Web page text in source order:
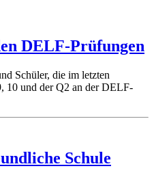
DELF-Prüfungen
Schüler, die im letzten
10 und der Q2 an der DELF-
Schule